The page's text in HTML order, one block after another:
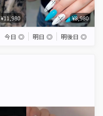
¥11,980 ¥8,980
今日 ◎ 明日 ◎ 明後日 ◎